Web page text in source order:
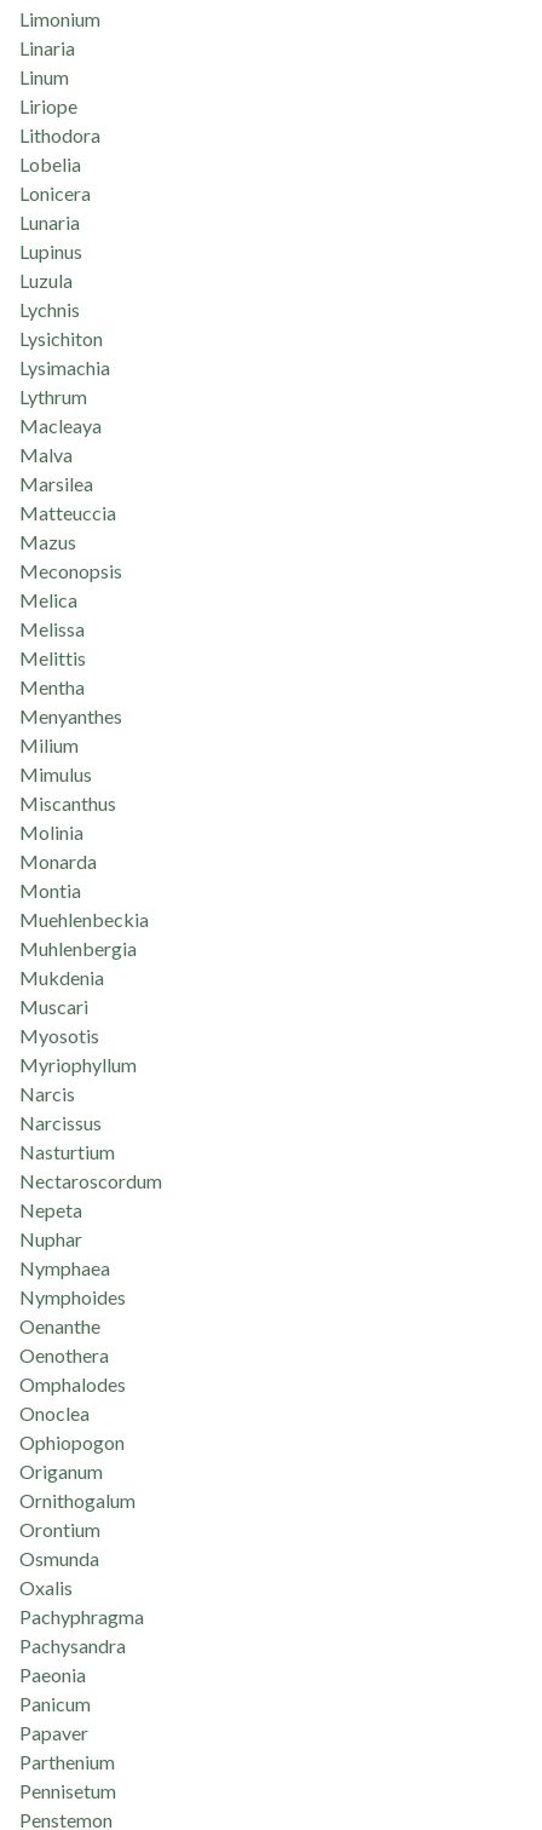
Limonium
Linaria
Linum
Liriope
Lithodora
Lobelia
Lonicera
Lunaria
Lupinus
Luzula
Lychnis
Lysichiton
Lysimachia
Lythrum
Macleaya
Malva
Marsilea
Matteuccia
Mazus
Meconopsis
Melica
Melissa
Melittis
Mentha
Menyanthes
Milium
Mimulus
Miscanthus
Molinia
Monarda
Montia
Muehlenbeckia
Muhlenbergia
Mukdenia
Muscari
Myosotis
Myriophyllum
Narcis
Narcissus
Nasturtium
Nectaroscordum
Nepeta
Nuphar
Nymphaea
Nymphoides
Oenanthe
Oenothera
Omphalodes
Onoclea
Ophiopogon
Origanum
Ornithogalum
Orontium
Osmunda
Oxalis
Pachyphragma
Pachysandra
Paeonia
Panicum
Papaver
Parthenium
Pennisetum
Penstemon